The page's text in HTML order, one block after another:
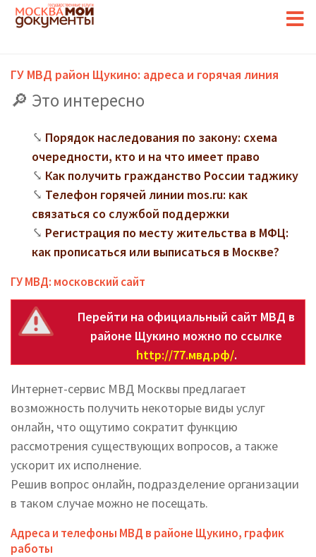
ГУ МВД район Щукино: адреса и горячая линия
Это интересно
Порядок наследования по закону: схема
очередности, кто и на что имеет право
Как получить гражданство России таджику
Телефон горячей линии mos.ru: как
связаться со службой поддержки
Регистрация по месту жительства в МФЦ:
как прописаться или выписаться в Москве?
ГУ МВД: московский сайт
Перейти на официальный сайт МВД в
районе Щукино можно по ссылке
http://77.мвд.рф/.
Интернет-сервис МВД Москвы предлагает
возможность получить некоторые виды услуг
онлайн, что ощутимо сократит функцию
рассмотрения существующих вопросов, а также
ускорит их исполнение.
Решив вопрос онлайн, подразделение организации
в таком случае можно не посещать.
Адреса и телефоны МВД в районе Щукино, график
работы